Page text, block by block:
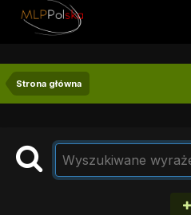
Strona główna